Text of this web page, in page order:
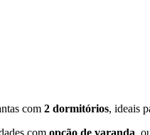
com 2 dormitórios, ideais